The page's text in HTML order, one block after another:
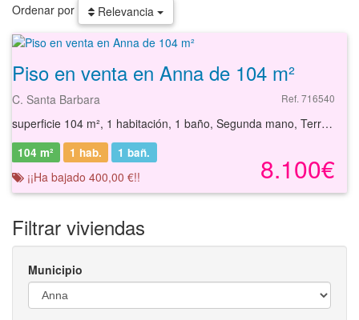
Ordenar por Relevancia
Piso en venta en Anna de 104 m²
C. Santa Barbara Ref. 716540
superficie 104 m², 1 habitación, 1 baño, Segunda mano, Terraza
8.100€
104 m² 1 hab. 1 bañ.
¡¡Ha bajado 400,00 €!!
Filtrar viviendas
Municipio